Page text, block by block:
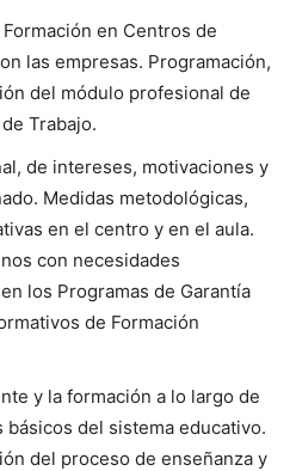
en Centros de
las empresas. Programación,
del módulo profesional de
Trabajo.
de intereses, motivaciones y
Medidas metodológicas,
en el centro y en el aula.
con necesidades
los Programas de Garantía
de Formación
y la formación a lo largo de
del sistema educativo.
del proceso de enseñanza y